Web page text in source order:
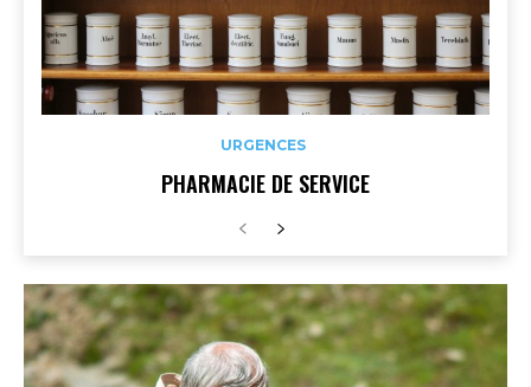
URGENCES
PHARMACIE DE SERVICE